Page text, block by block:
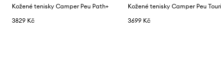
Kožené tenisky Camper Peu Path+
3829 Kč
Kožené tenisky Camper Peu
3699 Kč